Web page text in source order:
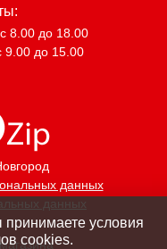
данных
данных
8.00 до 18.00
9.00 до 15.00
принимаете условия
cookies.